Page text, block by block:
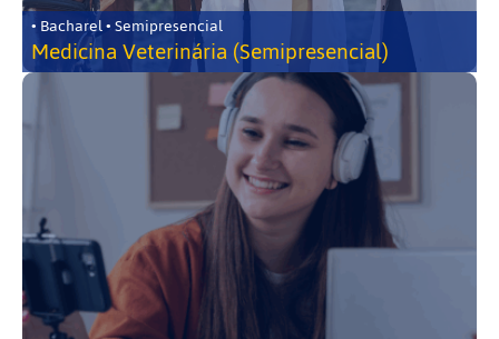
• Bacharel • Semipresencial
Medicina Veterinária (Semipresencial)